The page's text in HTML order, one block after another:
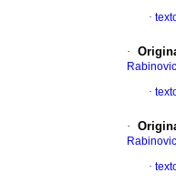
·
·
·
·
·